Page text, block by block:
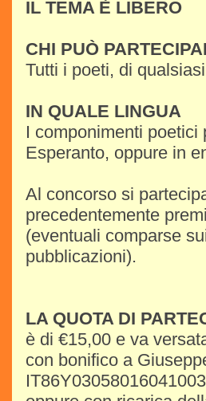
IL TEMA È LIBERO
CHI PUÒ
Tutti i poeti, di
IN QUALE LINGUA
I componimenti
Esperanto, oppure in
Al concorso si
precedentemente
(eventuali comparse
pubblicazioni).
LA QUOTA DI
è di €15,00 e va
con bonifico a